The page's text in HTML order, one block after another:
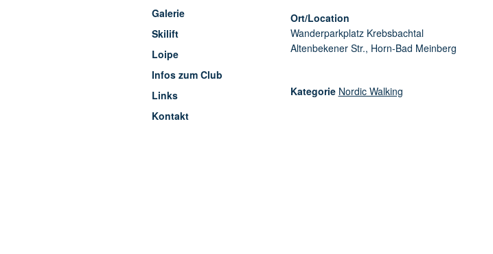
Galerie
Skilift
Loipe
Infos zum Club
Links
Kontakt
Ort/Location
Wanderparkplatz Krebsbachtal
Altenbekener Str., Horn-Bad Meinberg
Kategorie Nordic Walking